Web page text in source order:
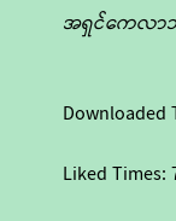
အရှင်ကေလာ
Downloaded
Liked Times: